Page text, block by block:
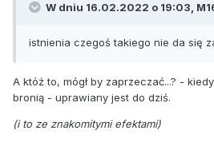
W dniu 16.02.2022 o 19:03,
istnienia czegoś takiego nie da się
A któż to, mógł by zaprzeczać...? -
bronią - uprawiany jest do dziś.
(i to ze znakomitymi efektami)